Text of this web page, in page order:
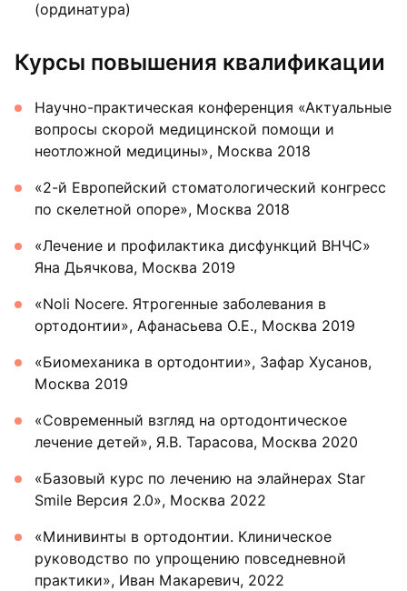
(ординатура)
Курсы повышения квалификации
Научно-практическая конференция «Актуальные
вопросы скорой медицинской помощи и
неотложной медицины», Москва 2018
«2-й Европейский стоматологический конгресс
по скелетной опоре», Москва 2018
«Лечение и профилактика дисфункций ВНЧС»
Яна Дьячкова, Москва 2019
«Noli Nocere. Ятрогенные заболевания в
ортодонтии», Афанасьева О.Е., Москва 2019
«Биомеханика в ортодонтии», Зафар Хусанов,
Москва 2019
«Современный взгляд на ортодонтическое
лечение детей», Я.В. Тарасова, Москва 2020
«Базовый курс по лечению на элайнерах Star
Smile Версия 2.0», Москва 2022
«Минивинты в ортодонтии. Клиническое
руководство по упрощению повседневной
практики», Иван Макаревич, 2022